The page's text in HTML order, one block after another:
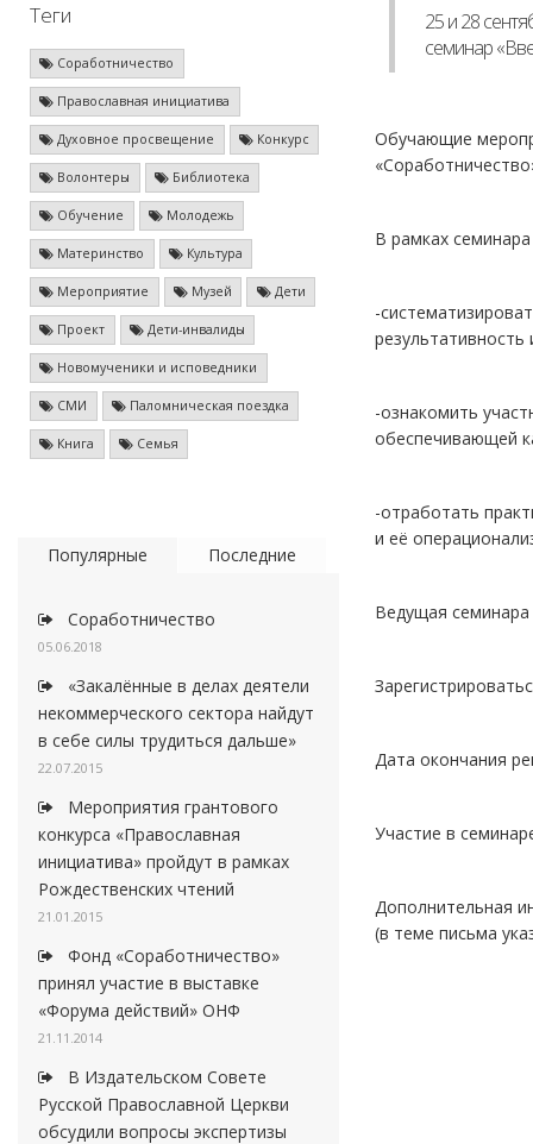
Теги
Соработничество
Православная инициатива
Духовное просвещение Конкурс
Волонтеры Библиотека
Обучение Молодежь
Материнство Культура
Мероприятие Музей Дети
Проект Дети-инвалиды
Новомученики и исповедники
СМИ Паломническая поездка
Книга Семья
Популярные Последние
Соработничество
05.06.2018
«Закалённые в делах деятели
некоммерческого сектора найдут
в себе силы трудиться дальше»
22.07.2015
Мероприятия грантового
конкурса «Православная
инициатива» пройдут в рамках
Рождественских чтений
21.01.2015
Фонд «Соработничество»
принял участие в выставке
«Форума действий» ОНФ
21.11.2014
В Издательском Совете
Русской Православной Церкви
обсудили вопросы экспертизы
25 и 28
семинар
Обучающие
В рамках
-
-ознакомить
обеспечивающей
-отработать
и её
Ведущая
Дата окончания
Участие в
Дополнительная
(в теме письма